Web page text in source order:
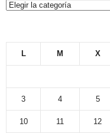
Categorías
L M X
3 4 5
10 11 12